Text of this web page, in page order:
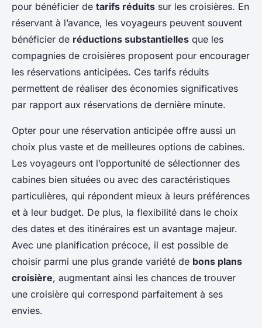
pour bénéficier de tarifs réduits sur les croisières. En
réservant à l’avance, les voyageurs peuvent souvent
bénéficier de réductions substantielles que les
compagnies de croisières proposent pour encourager
les réservations anticipées. Ces tarifs réduits
permettent de réaliser des économies significatives
par rapport aux réservations de dernière minute.
Opter pour une réservation anticipée offre aussi un
choix plus vaste et de meilleures options de cabines.
Les voyageurs ont l’opportunité de sélectionner des
cabines bien situées ou avec des caractéristiques
particulières, qui répondent mieux à leurs préférences
et à leur budget. De plus, la flexibilité dans le choix
des dates et des itinéraires est un avantage majeur.
Avec une planification précoce, il est possible de
choisir parmi une plus grande variété de bons plans
croisière, augmentant ainsi les chances de trouver
une croisière qui correspond parfaitement à ses
envies.